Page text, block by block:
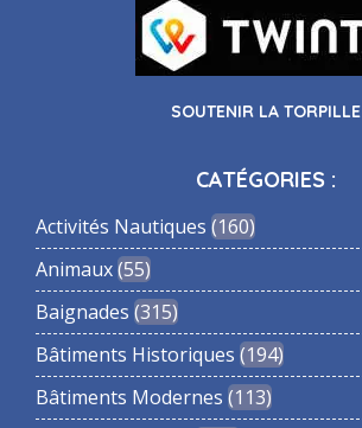
SOUTENIR LA TORPILLE
CATÉGORIES :
Activités Nautiques 160
Animaux 55
Baignades 315
Bâtiments Historiques 194
Bâtiments Modernes 113